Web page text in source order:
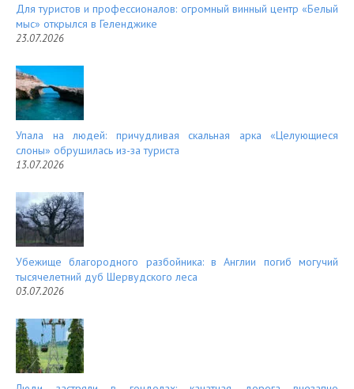
Для туристов и профессионалов: огромный винный центр «Белый
мыс» открылся в Геленджике
23.07.2026
Упала на людей: причудливая скальная арка «Целующиеся
слоны» обрушилась из-за туриста
13.07.2026
Убежище благородного разбойника: в Англии погиб могучий
тысячелетний дуб Шервудского леса
03.07.2026